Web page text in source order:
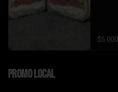
$5.000
PROMO LOCAL